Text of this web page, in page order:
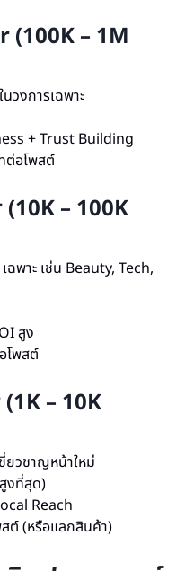
– 1M
วงการเฉพาะ
+ Trust Building
ต่อโพสต์
– 100K
พาะ เช่น Beauty, Tech,
สูง
โพสต์
– 10K
ยวชาญหน้าใหม่
งที่สุด)
Reach
ต์ (หรือแลกสินค้า)